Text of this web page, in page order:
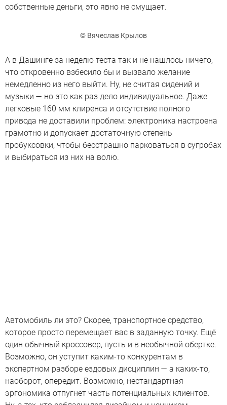
собственные деньги, это явно не смущает.
© Вячеслав Крылов
А в Дашинге за неделю теста так и не нашлось ничего,
что откровенно взбесило бы и вызвало желание
немедленно из него выйти. Ну, не считая сидений и
музыки — но это как раз дело индивидуальное. Даже
легковые 160 мм клиренса и отсутствие полного
привода не доставили проблем: электроника настроена
грамотно и допускает достаточную степень
пробуксовки, чтобы бесстрашно парковаться в сугробах
и выбираться из них на волю.
Автомобиль ли это? Скорее, транспортное средство,
которое просто перемещает вас в заданную точку. Ещё
один обычный кроссовер, пусть и в необычной обертке.
Возможно, он уступит каким-то конкурентам в
экспертном разборе ездовых дисциплин — а каких-то,
наоборот, опередит. Возможно, нестандартная
эргономика отпугнет часть потенциальных клиентов.